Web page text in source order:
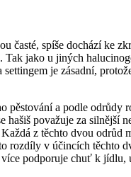
spíše dochází ke
jako u jiných
je zásadní,
a podle odrůdy
považuje za silnější
z těchto dvou odrůd
rozdíly v účincích těchto
podporuje chuť k